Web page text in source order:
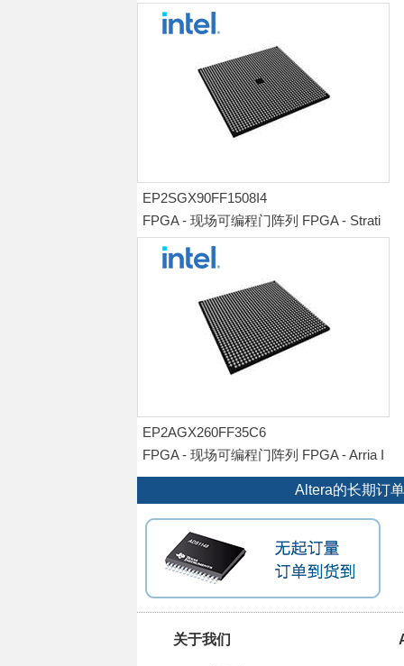
EP2SGX90FF1508I4
FPGA - 现场可编程门阵列 FPGA - Strati
x II GX 4548 LABs 650 IOs
EP2AGX260FF35C6
FPGA - 现场可编程门阵列 FPGA - Arria I
I GX 10260 LABs 612 IO
Altera的长期订
关于我们